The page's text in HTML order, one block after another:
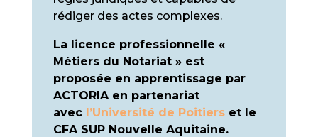
rédiger des actes complexes.
La licence professionnelle «
Métiers du Notariat » est
proposée en apprentissage par
ACTORIA en partenariat
avec l’Université de Poitierset le
CFA SUP Nouvelle Aquitaine.